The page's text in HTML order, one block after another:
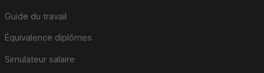
Guide du travail
Équivalence diplômes
Simulateur salaire